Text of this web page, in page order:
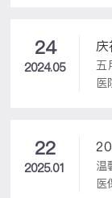
医
委
办
24
2024.05
会
五
医
迈
全
省
22
2025.01
温
医保